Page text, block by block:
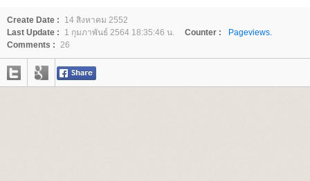
Create Date :
14 สิงหาคม 2552
Last Update :
1 กุมภาพันธ์ 2564 18:35:46 น. Counter :
Pageviews.
Comments : 26